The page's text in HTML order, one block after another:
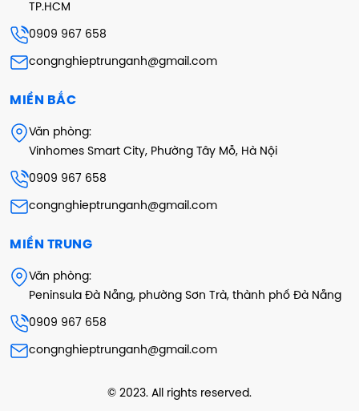
TP.HCM
0909 967 658
congnghieptrunganh@gmail.com
MIỀN BẮC
Văn phòng:
Vinhomes Smart City, Phường Tây Mỗ, Hà Nội
0909 967 658
congnghieptrunganh@gmail.com
MIỀN TRUNG
Văn phòng:
Peninsula Đà Nẵng, phường Sơn Trà, thành phố Đà Nẵng
0909 967 658
congnghieptrunganh@gmail.com
© 2023. All rights reserved.